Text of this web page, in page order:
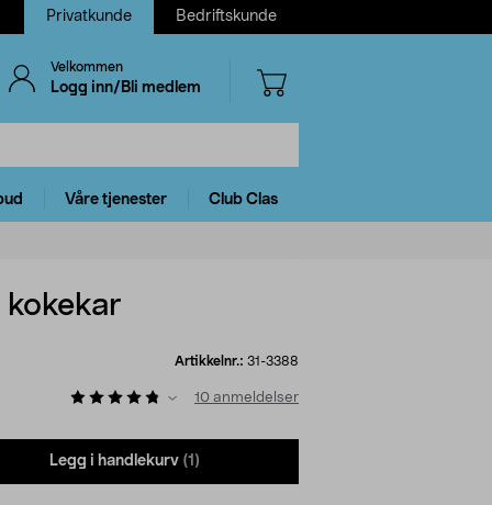
Privatkunde Bedriftskunde
Velkommen
Logg inn/Bli medlem
Våre tjenester Club Clas
Artikkelnr.: 31-3388
10 anmeldelser
Legg i handlekurv (1)